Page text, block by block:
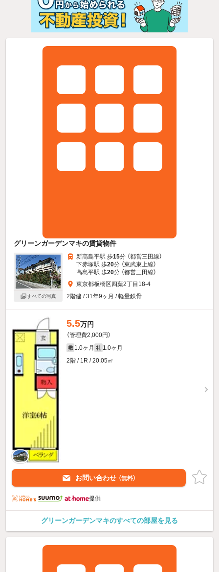
グリーンガーデンマキの賃貸物件
すべての写真
新高島平駅 歩15分 （都営三田線）
下赤塚駅 歩20分 （東武東上線）
高島平駅 歩20分 （都営三田線）
東京都板橋区四葉2丁目18-4
2階建 / 31年9ヶ月 / 軽量鉄骨
5.5万円
（管理費2,000円）
敷 1.0ヶ月 礼 1.0ヶ月
2階 / 1R / 20.05㎡
お問い合わせ （無料）
提供
グリーンガーデンマキのすべての部屋を見る